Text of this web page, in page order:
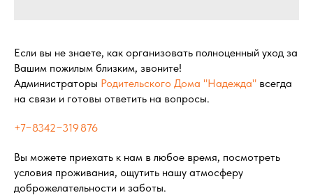
Если вы не знаете, как организовать полноценный уход за
Вашим пожилым близким, звоните!
Администраторы Родительского Дома "Надежда" всегда
на связи и готовы ответить на вопросы.
+7−8342−319 876
Вы можете приехать к нам в любое время, посмотреть
условия проживания, ощутить нашу атмосферу
доброжелательности и заботы.